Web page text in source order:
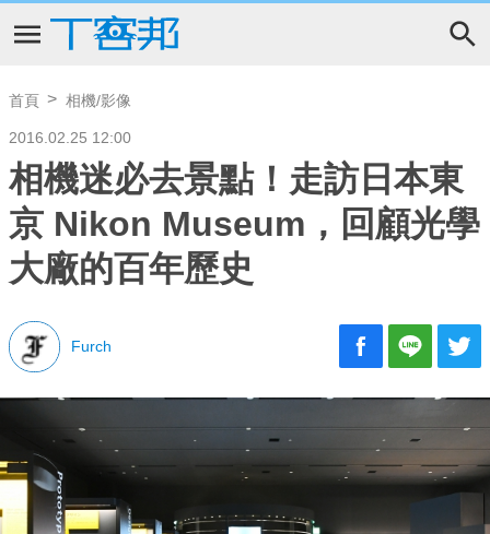
首頁 相機/影像
2016.02.25 12:00
相機迷必去景點！走訪日本東
京 Nikon Museum，回顧光學
大廠的百年歷史
Furch